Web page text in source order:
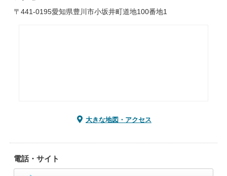
〒441-0195愛知県豊川市小坂井町道地100番地1
大きな地図・アクセス
電話・サイト